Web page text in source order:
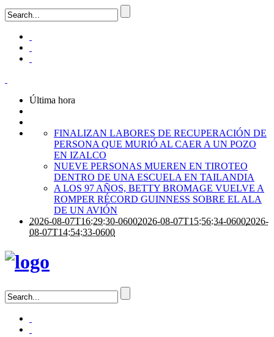
Última hora
FINALIZAN LABORES DE RECUPERACIÓN DE
PERSONA QUE MURIÓ AL CAER A UN POZO
EN IZALCO
NUEVE PERSONAS MUEREN EN TIROTEO
DENTRO DE UNA ESCUELA EN TAILANDIA
A LOS 97 AÑOS, BETTY BROMAGE VUELVE A
ROMPER RÉCORD GUINNESS SOBRE EL ALA
DE UN AVIÓN
2026-08-07T16:29:30-06002026-08-07T15:56:34-06002026-
08-07T14:54:33-0600